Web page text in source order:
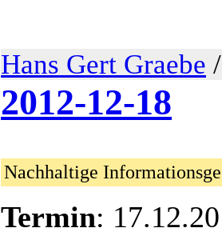
Hans Gert Graebe
2012-12-18
Nachhaltige
Termin: